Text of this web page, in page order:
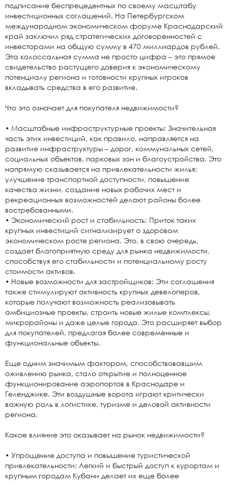
подписание беспрецедентных по своему масштабу
инвестиционных соглашений. На Петербургском
международном экономическом форуме Краснодарский
край заключил ряд стратегических договоренностей с
инвесторами на общую сумму в 470 миллиардов рублей.
Эта колоссальная сумма не просто цифра – это прямое
свидетельство растущего доверия к экономическому
потенциалу региона и готовности крупных игроков
вкладывать средства в его развитие.
Что это означает для покупателя недвижимости?
• Масштабные инфраструктурные проекты: Значительная
часть этих инвестиций, как правило, направляется на
развитие инфраструктуры – дорог, коммунальных сетей,
социальных объектов, парковых зон и благоустройства. Это
напрямую сказывается на привлекательности жилья:
улучшение транспортной доступности, повышение
качества жизни, создание новых рабочих мест и
рекреационных возможностей делают районы более
востребованными.
• Экономический рост и стабильность: Приток таких
крупных инвестиций сигнализирует о здоровом
экономическом росте региона. Это, в свою очередь,
создает благоприятную среду для рынка недвижимости,
способствуя его стабильности и потенциальному росту
стоимости активов.
• Новые возможности для застройщиков: Эти соглашения
также стимулируют активность крупных девелоперов,
которые получают возможность реализовывать
амбициозные проекты, строить новые жилые комплексы,
микрорайоны и даже целые города. Это расширяет выбор
для покупателей, предлагая более современные и
функциональные объекты.
Еще одним значимым фактором, способствовавшим
оживлению рынка, стало открытие и полноценное
функционирование аэропортов в Краснодаре и
Геленджике. Эти воздушные ворота играют критически
важную роль в логистике, туризме и деловой активности
региона.
Какое влияние это оказывает на рынок недвижимости?
• Упрощение доступа и повышение туристической
привлекательности: Легкий и быстрый доступ к курортам и
крупным городам Кубани делает их еще более